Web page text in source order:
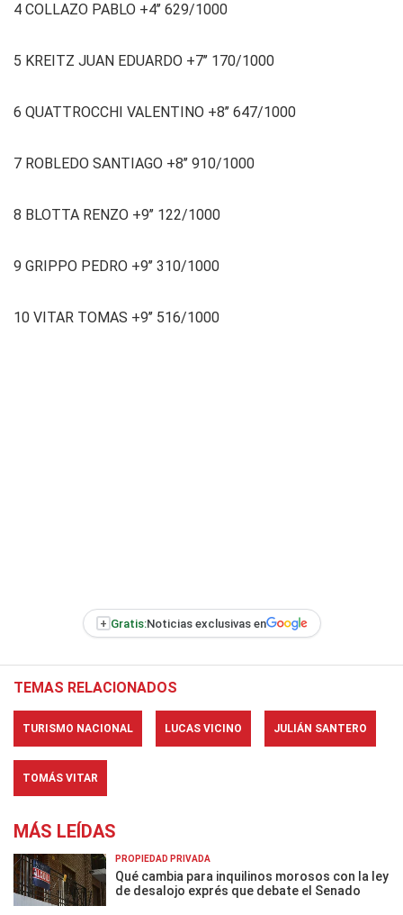
4 COLLAZO PABLO +4’’ 629/1000
5 KREITZ JUAN EDUARDO +7’’ 170/1000
6 QUATTROCCHI VALENTINO +8’’ 647/1000
7 ROBLEDO SANTIAGO +8’’ 910/1000
8 BLOTTA RENZO +9’’ 122/1000
9 GRIPPO PEDRO +9’’ 310/1000
10 VITAR TOMAS +9’’ 516/1000
+ Gratis:Noticias exclusivas en
TEMAS RELACIONADOS
TURISMO NACIONAL LUCAS VICINO JULIÁN SANTERO
TOMÁS VITAR
MÁS LEÍDAS
PROPIEDAD PRIVADA
Qué cambia para inquilinos morosos con la ley
de desalojo exprés que debate el Senado